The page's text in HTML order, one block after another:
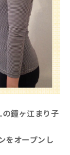
鐘ヶ江まり子
をオープンし